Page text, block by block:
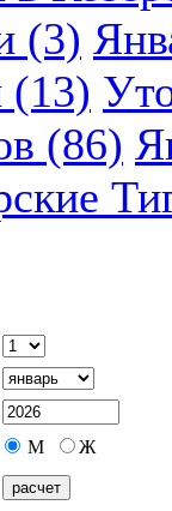
(3)
(13)
(86)
М Ж